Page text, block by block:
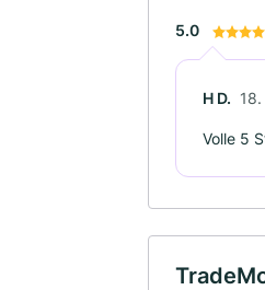
5.0
H D.
Volle 5